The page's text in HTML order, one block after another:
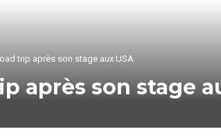
trip après son stage aux USA
après son stage